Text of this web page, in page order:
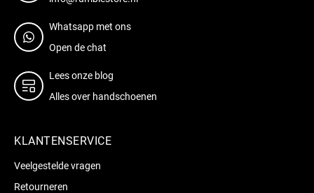
Whatsapp met ons
Open de chat
Lees onze blog
Alles over handschoenen
KLANTENSERVICE
Veelgestelde vragen
Retourneren